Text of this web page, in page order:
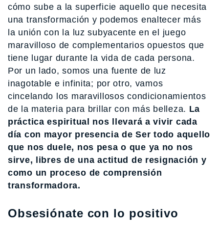
cómo sube a la superficie aquello que necesita
una transformación y podemos enaltecer más
la unión con la luz subyacente en el juego
maravilloso de complementarios opuestos que
tiene lugar durante la vida de cada persona.
Por un lado, somos una fuente de luz
inagotable e infinita; por otro, vamos
cincelando los maravillosos condicionamientos
de la materia para brillar con más belleza. La
práctica espiritual nos llevará a vivir cada
día con mayor presencia de Ser todo aquello
que nos duele, nos pesa o que ya no nos
sirve, libres de una actitud de resignación y
como un proceso de comprensión
transformadora.
Obsesiónate con lo positivo